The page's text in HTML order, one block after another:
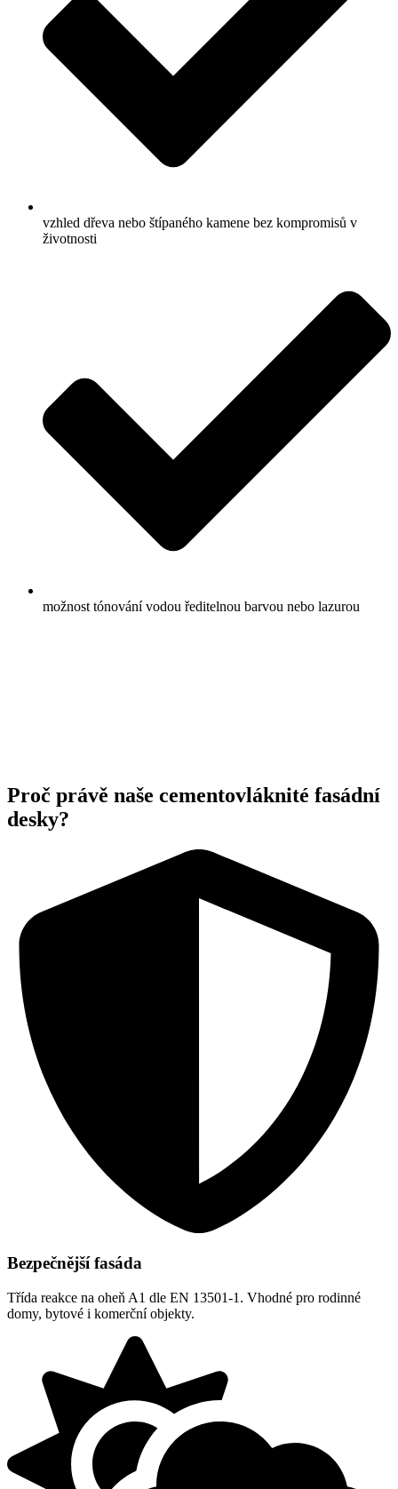
vzhled dřeva nebo štípaného kamene bez kompromisů v
životnosti
možnost tónování vodou ředitelnou barvou nebo lazurou
Proč právě naše cementovláknité fasádní
desky?
Bezpečnější fasáda
Třída reakce na oheň A1 dle EN 13501-1. Vhodné pro rodinné
domy, bytové i komerční objekty.